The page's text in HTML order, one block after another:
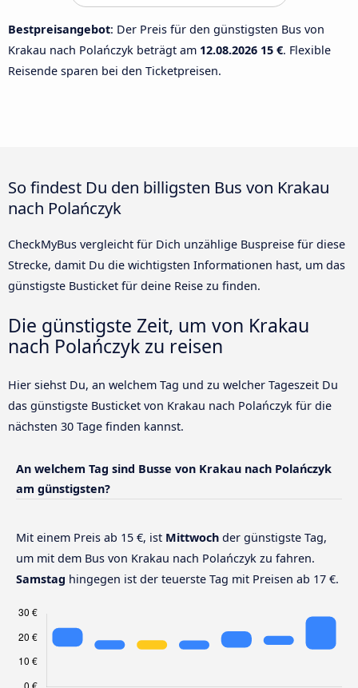
Bestpreisangebot: Der Preis für den günstigsten Bus von
Krakau nach Polańczyk beträgt am 12.08.2026 15 €. Flexible
Reisende sparen bei den Ticketpreisen.
So findest Du den billigsten Bus von Krakau
nach Polańczyk
CheckMyBus vergleicht für Dich unzählige Buspreise für diese
Strecke, damit Du die wichtigsten Informationen hast, um das
günstigste Busticket für deine Reise zu finden.
Die günstigste Zeit, um von Krakau
nach Polańczyk zu reisen
Hier siehst Du, an welchem Tag und zu welcher Tageszeit Du
das günstigste Busticket von Krakau nach Polańczyk für die
nächsten 30 Tage finden kannst.
An welchem Tag sind Busse von Krakau nach Polańczyk
am günstigsten?
Mit einem Preis ab 15 €, ist Mittwoch der günstigste Tag,
um mit dem Bus von Krakau nach Polańczyk zu fahren.
Samstag hingegen ist der teuerste Tag mit Preisen ab 17 €.